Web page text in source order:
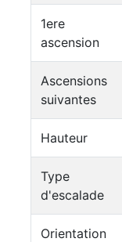
1ere
ascension
Ascensions
suivantes
Hauteur
Type
d'escalade
Orientation